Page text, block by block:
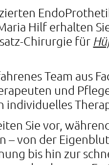
Hilf erhalten
Chirurgie für
Team aus
und
individuelles
Sie vor,
– von der
bis hin zur